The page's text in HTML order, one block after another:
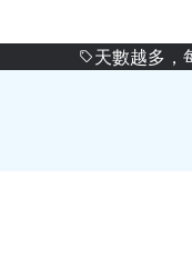
天數越多，